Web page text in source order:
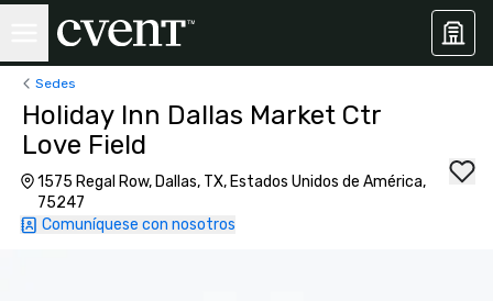
Sedes
Holiday Inn Dallas Market Ctr
Love Field
1575 Regal Row, Dallas, TX, Estados Unidos de América,
75247
Comuníquese con nosotros